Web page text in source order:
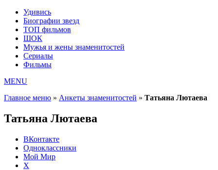
Удивись
Биографии звезд
ТОП фильмов
ШОК
Мужья и жены знаменитостей
Сериалы
Фильмы
MENU
Главное меню » Анкеты знаменитостей » Татьяна Лютаева
Татьяна Лютаева
ВКонтакте
Одноклассники
Мой Мир
X